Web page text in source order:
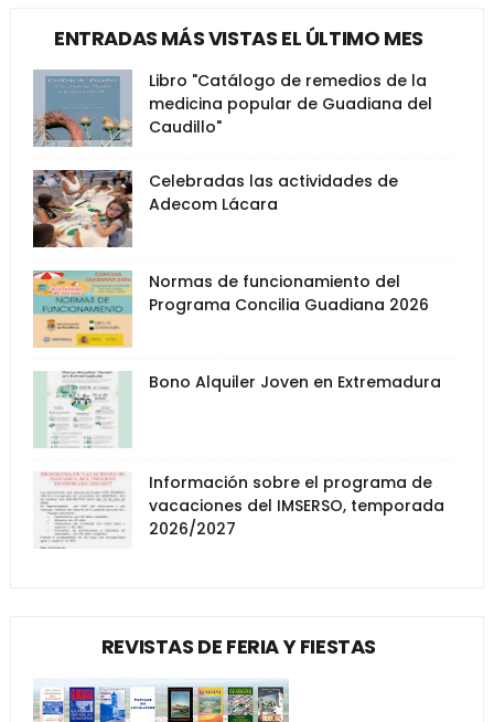
ENTRADAS MÁS VISTAS EL ÚLTIMO MES
Libro "Catálogo de remedios de la
medicina popular de Guadiana del
Caudillo"
Celebradas las actividades de
Adecom Lácara
Normas de funcionamiento del
Programa Concilia Guadiana 2026
Bono Alquiler Joven en Extremadura
Información sobre el programa de
vacaciones del IMSERSO, temporada
2026/2027
REVISTAS DE FERIA Y FIESTAS